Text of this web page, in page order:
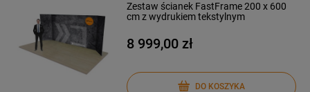
Zestaw ścianek FastFrame 200 x 600
cm z wydrukiem tekstylnym
8 999,00 zł
DO KOSZYKA